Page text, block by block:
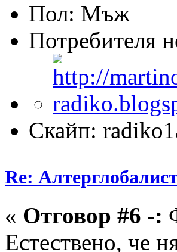
Пол:
Потребителя
Скайп:
Re:
« Отговор #6 -:
Естествено, че